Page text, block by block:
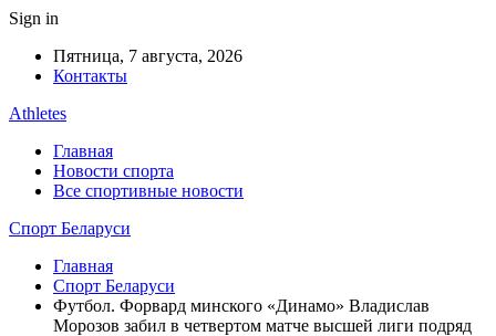
Sign in
Пятница, 7 августа, 2026
Контакты
Athletes
Главная
Новости спорта
Все спортивные новости
Спорт Беларуси
Главная
Спорт Беларуси
Футбол. Форвард минского «Динамо» Владислав
Морозов забил в четвертом матче высшей лиги подряд